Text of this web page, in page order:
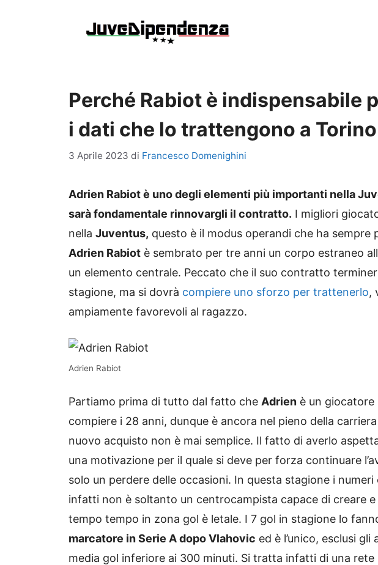
Perché Rabiot è indispensabile
i dati che lo trattengono a Torino
3 Aprile 2023 di Francesco Domenighini
Adrien Rabiot è uno degli elementi più importanti nella
sarà fondamentale rinnovargli il contratto. I migliori
nella Juventus, questo è il modus operandi che ha sempre
Adrien Rabiot è sembrato per tre anni un corpo estraneo
un elemento centrale. Peccato che il suo contratto
stagione, ma si dovrà compiere uno sforzo per trattenerlo,
ampiamente favorevoli al ragazzo.
Adrien Rabiot
Partiamo prima di tutto dal fatto che Adrien è un giocatore
compiere i 28 anni, dunque è ancora nel pieno della
nuovo acquisto non è mai semplice. Il fatto di averlo
una motivazione per il quale si deve per forza continuare
solo un perdere delle occasioni. In questa stagione i numeri
infatti non è soltanto un centrocampista capace di creare
tempo tempo in zona gol è letale. I 7 gol in stagione lo
marcatore in Serie A dopo Vlahovic ed è l’unico, esclusi
media gol inferiore ai 300 minuti. Si tratta infatti di una